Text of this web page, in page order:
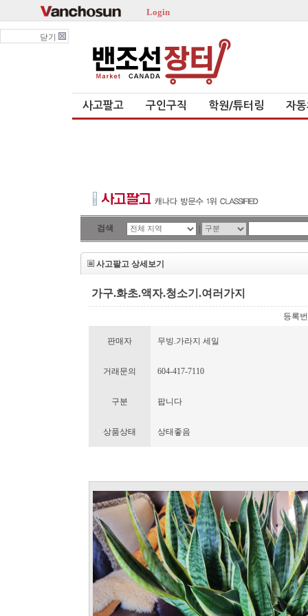
Login
닫기
사고팔고 구인구직 학원/튜터링 자
검색 |
사고팔고 상세보기
가구.화초.액자.청소기.여러가지
등록
판매자 무빙.가라지 세일
거래문의 604-417-7110
구분 팝니다
상품상태 상태좋음